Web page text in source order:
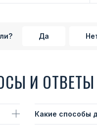
Да
И ОТВЕТЫ
Какие способы